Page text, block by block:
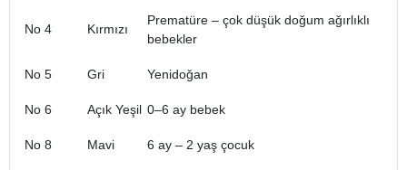
No 4 Kırmızı
Prematüre – çok düşük doğum ağırlıklı
bebekler
No 5 Gri Yenidoğan
No 6 Açık Yeşil 0–6 ay bebek
No 8 Mavi 6 ay – 2 yaş çocuk